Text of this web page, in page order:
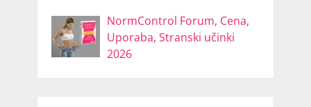
NormControl Forum, Cena,
Uporaba, Stranski učinki
2026